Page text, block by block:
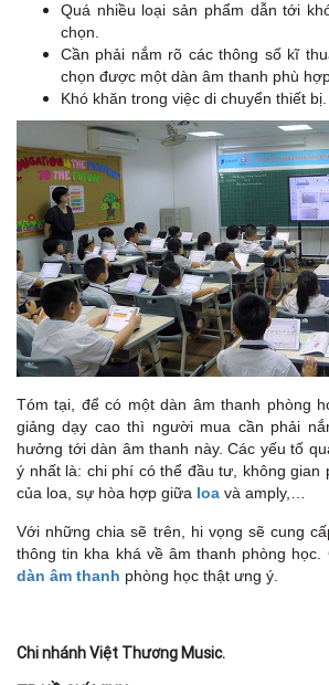
Quá nhiều loại sản phẩm dẫn tới
chọn.
Cần phải nắm rõ các thông số kĩ
chọn được một dàn âm thanh phù
Khó khăn trong việc di chuyển thiết bị.
Tóm tại, để có một dàn âm thanh phòng
giảng dạy cao thì người mua cần phải
hưởng tới dàn âm thanh này. Các yếu tố
ý nhất là: chi phí có thể đầu tư, không gian
của loa, sự hòa hợp giữa loa và amply,…
Với những chia sẽ trên, hi vọng sẽ cung
thông tin kha khá về âm thanh phòng
dàn âm thanh phòng học thật ưng ý.
Chi nhánh Việt Thương Music.